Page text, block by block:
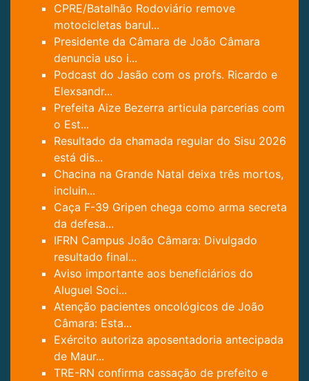
CPRE/Batalhão Rodoviário remove
motocicletas barul...
Presidente da Câmara de João Câmara
denuncia uso i...
Podcast do Jasão com os profs. Ricardo e
Elexsandr...
Prefeita Aize Bezerra articula parcerias com
o Est...
Resultado da chamada regular do Sisu 2026
está dis...
Chacina na Grande Natal deixa três mortos,
incluin...
Caça F-39 Gripen chega como arma secreta
da defesa...
IFRN Campus João Câmara: Divulgado
resultado final...
Aviso importante aos beneficiários do
Aluguel Soci...
Atenção pacientes oncológicos de João
Câmara: Esta...
Exército autoriza aposentadoria antecipada
de Maur...
TRE-RN confirma cassação de prefeito e